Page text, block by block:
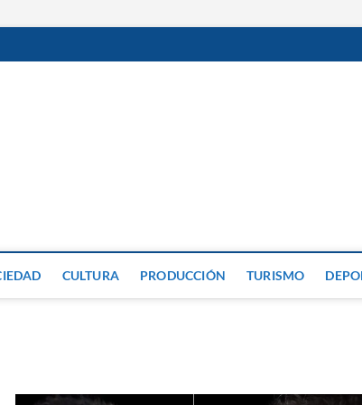
CULTURA PRODUCCIÓN TURISMO